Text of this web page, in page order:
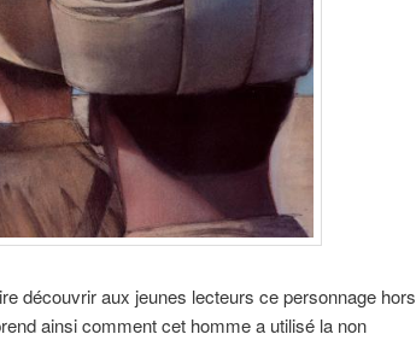
découvrir aux jeunes lecteurs ce personnage hors
ainsi comment cet homme a utilisé la non